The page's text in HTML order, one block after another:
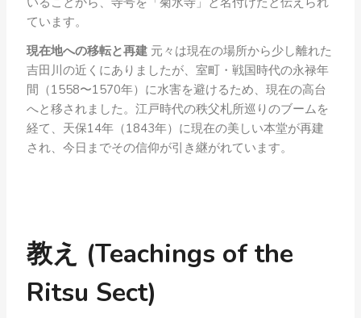
ています。
現在地への移転と再建 元々は現在の場所から少し離れた
吉田川の近くにありましたが、室町・戦国時代の永禄年
間（1558〜1570年）に水害を避けるため、現在の高台
へと移されました。江戸時代の秩父札所巡りのブームを
経て、天保14年（1843年）に現在の美しい本堂が再建
され、今日までその信仰が引き継がれています。
教え (Teachings of the
Ritsu Sect)